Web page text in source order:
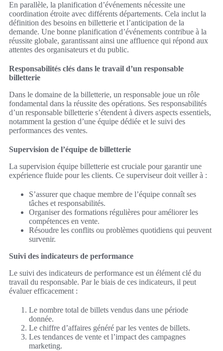
En parallèle, la planification d’événements nécessite une
coordination étroite avec différents départements. Cela inclut la
définition des besoins en billetterie et l’anticipation de la
demande. Une bonne planification d’événements contribue à la
réussite globale, garantissant ainsi une affluence qui répond aux
attentes des organisateurs et du public.
Responsabilités clés dans le travail d’un responsable
billetterie
Dans le domaine de la billetterie, un responsable joue un rôle
fondamental dans la réussite des opérations. Ses responsabilités
d’un responsable billetterie s’étendent à divers aspects essentiels,
notamment la gestion d’une équipe dédiée et le suivi des
performances des ventes.
Supervision de l’équipe de billetterie
La supervision équipe billetterie est cruciale pour garantir une
expérience fluide pour les clients. Ce superviseur doit veiller à :
S’assurer que chaque membre de l’équipe connaît ses
tâches et responsabilités.
Organiser des formations régulières pour améliorer les
compétences en vente.
Résoudre les conflits ou problèmes quotidiens qui peuvent
survenir.
Suivi des indicateurs de performance
Le suivi des indicateurs de performance est un élément clé du
travail du responsable. Par le biais de ces indicateurs, il peut
évaluer efficacement :
Le nombre total de billets vendus dans une période
donnée.
Le chiffre d’affaires généré par les ventes de billets.
Les tendances de vente et l’impact des campagnes
marketing.